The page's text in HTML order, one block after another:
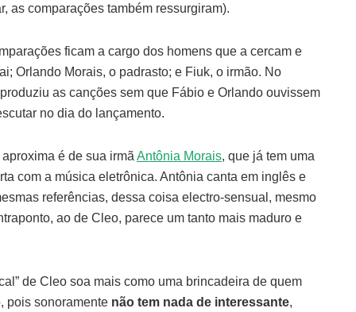
as comparações também ressurgiram).
ficam a cargo dos homens que a cercam e
Orlando Morais, o padrasto; e Fiuk, o irmão. No
as canções sem que Fábio e Orlando ouvissem
no dia do lançamento.
é de sua irmã Antônia Morais, que já tem uma
com a música eletrônica. Antônia canta em inglês e
referências, dessa coisa electro-sensual, mesmo
ao de Cleo, parece um tanto mais maduro e
de Cleo soa mais como uma brincadeira de quem
pois sonoramente não tem nada de interessante,